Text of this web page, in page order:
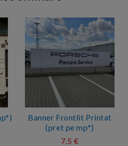
Banner Frontlit Printat
(pret pe mp*)
7.5 €